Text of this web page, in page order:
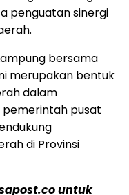
penguatan sinergi
bersama
merupakan bentuk
dalam
pusat
di Provinsi
untuk